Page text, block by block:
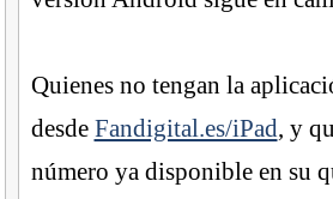
Quienes no tengan la
desde Fandigital.es/iPad, y
número ya disponible en su